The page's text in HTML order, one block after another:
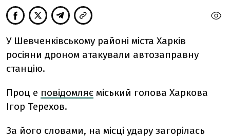
У Шевченківському районі міста Харків
росіяни дроном атакували автозаправну
станцію.
Проц е повідомляє міський голова Харкова
Ігор Терехов.
За його словами, на місці удару загорілась